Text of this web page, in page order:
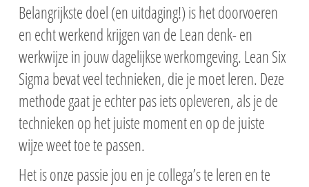
Belangrijkste doel (en uitdaging!) is het doorvoeren
en echt werkend krijgen van de Lean denk- en
werkwijze in jouw dagelijkse werkomgeving.Lean Six
Sigma bevat veel technieken, die je moet leren. Deze
methode gaat je echter pas iets opleveren, als je de
technieken op het juiste moment en op de juiste
wijze weet toe te passen.
Het is onze passie jou en je collega’s telerenen te